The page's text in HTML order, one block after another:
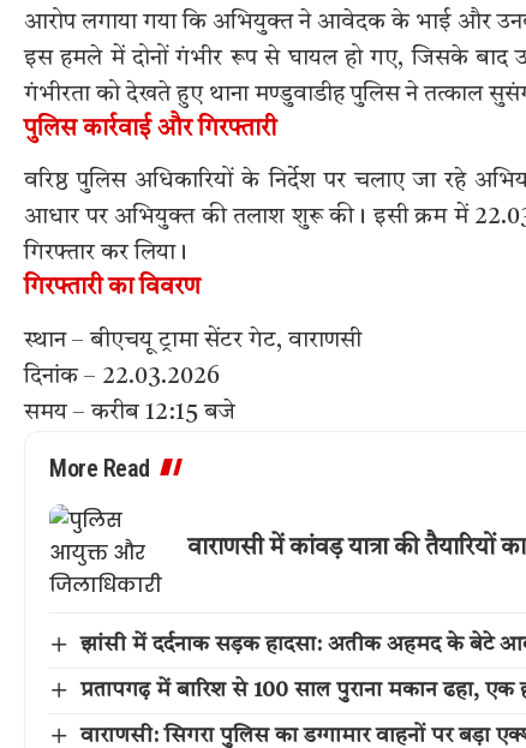
आरोप लगाया गया कि अभियुक्त ने आवेदक के भाई और उनकी
इस हमले में दोनों गंभीर रूप से घायल हो गए, जिसके बाद
गंभीरता को देखते हुए थाना मण्डुवाडीह पुलिस ने तत्काल
पुलिस कार्रवाई और गिरफ्तारी
वरिष्ठ पुलिस अधिकारियों के निर्देश पर चलाए जा रहे
आधार पर अभियुक्त की तलाश शुरू की। इसी क्रम में
गिरफ्तार कर लिया।
गिरफ्तारी का विवरण
स्थान – बीएचयू ट्रामा सेंटर गेट, वाराणसी
दिनांक – 22.03.2026
समय – करीब 12:15 बजे
More Read
वाराणसी में कांवड़ यात्रा की
झांसी में दर्दनाक सड़क हादसा: अतीक अहमद के बेटे
प्रतापगढ़ में बारिश से 100 साल पुराना मकान ढहा, एक
वाराणसी: सिगरा पुलिस का डग्गामार वाहनों पर